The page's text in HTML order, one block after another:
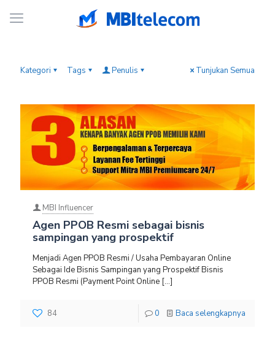
Kategori Tags Penulis Tunjukan Semua
MBI Influencer
Agen PPOB Resmi sebagai bisnis
sampingan yang prospektif
Menjadi Agen PPOB Resmi / Usaha Pembayaran Online
Sebagai Ide Bisnis Sampingan yang Prospektif Bisnis
PPOB Resmi (Payment Point Online […]
84 0 Baca selengkapnya